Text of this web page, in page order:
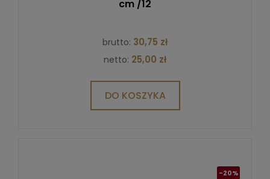
cm /12
brutto: 30,75 zł
netto: 25,00 zł
DO KOSZYKA
-20%